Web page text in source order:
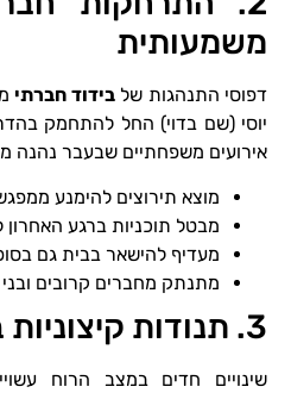
משמעותית
דפוסי התנהגות שלבידוד חברתי
יוסי (שם בדוי) החל להתחמק
אירועים משפחתיים שבעבר נהנה
מוצא תירוצים להימנע
מבטל תוכניות ברגע
מעדיף להישאר בבית גם
מתנתק מחברים קרובים
3. תנודות קיצוניות במצב הרוח
שינויים חדים במצב הרוח